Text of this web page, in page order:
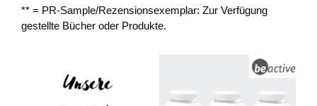
** = PR-Sample/Rezensionsexemplar: Zur Verfügung
gestellte Bücher oder Produkte.